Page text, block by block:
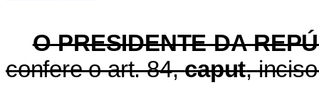
O PRESIDENTE DA
confere o art. 84,caput,